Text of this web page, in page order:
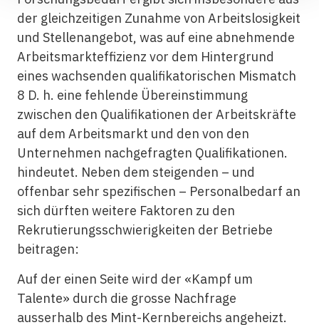
der gleichzeitigen Zunahme von Arbeitslosigkeit
und Stellenangebot, was auf eine abnehmende
Arbeitsmarkteffizienz vor dem Hintergrund
eines wachsenden qualifikatorischen Mismatch
8 D. h. eine fehlende Übereinstimmung
zwischen den Qualifikationen der Arbeitskräfte
auf dem Arbeitsmarkt und den von den
Unternehmen nachgefragten Qualifikationen.
hindeutet. Neben dem steigenden – und
offenbar sehr spezifischen – Personalbedarf an
sich dürften weitere Faktoren zu den
Rekrutierungsschwierigkeiten der Betriebe
beitragen:
Auf der einen Seite wird der «Kampf um
Talente» durch die grosse Nachfrage
ausserhalb des Mint-Kernbereichs angeheizt.